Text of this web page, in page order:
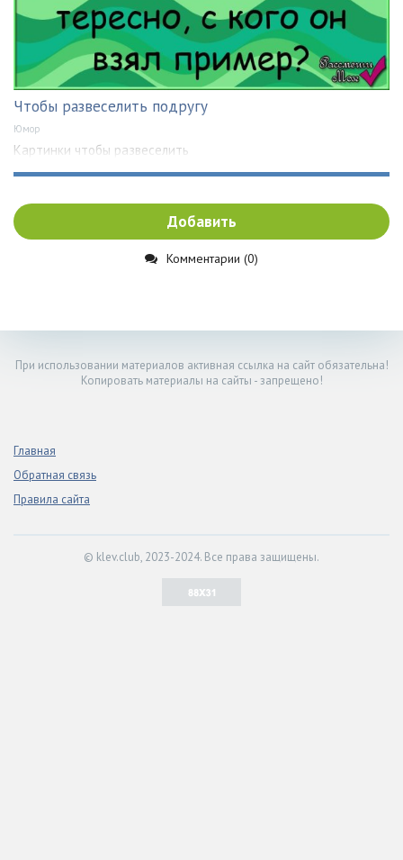
Чтобы развеселить подругу
Юмор
Картинки чтобы развеселить
Добавить
Комментарии (0)
При использовании материалов активная ссылка на сайт обязательна!
Копировать материалы на сайты - запрещено!
Главная
Обратная связь
Правила сайта
© klev.club, 2023-2024. Все права защищены.